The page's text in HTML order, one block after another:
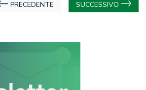
PRECEDENTE SUCCESSIVO